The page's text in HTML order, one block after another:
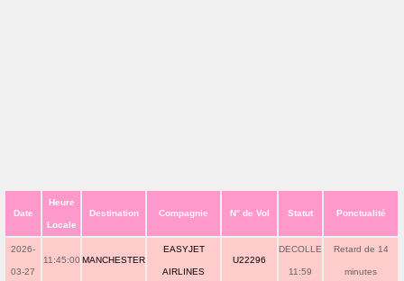
Date
Heure
Locale
Destination Compagnie N° de Vol Statut Ponctualité
2026-
03-27
11:45:00 MANCHESTER
EASYJET
AIRLINES
U22296
DECOLLE
11:59
Retard de 14
minutes